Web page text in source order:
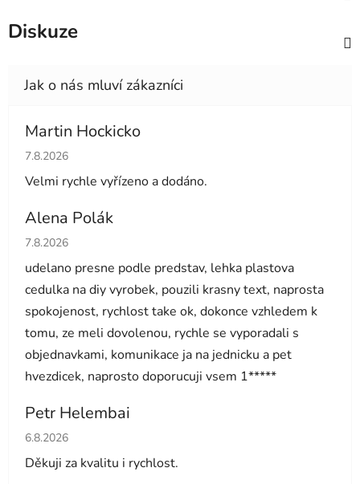
Diskuze
Martin Hockicko
Hodnocení obchodu je 5 z 5 hvězdiček.
7.8.2026
Velmi rychle vyřízeno a dodáno.
Alena Polák
Hodnocení obchodu je 5 z 5 hvězdiček.
7.8.2026
udelano presne podle predstav, lehka plastova
cedulka na diy vyrobek, pouzili krasny text, naprosta
spokojenost, rychlost take ok, dokonce vzhledem k
tomu, ze meli dovolenou, rychle se vyporadali s
objednavkami, komunikace ja na jednicku a pet
hvezdicek, naprosto doporucuji vsem 1*****
Petr Helembai
Hodnocení obchodu je 5 z 5 hvězdiček.
6.8.2026
Děkuji za kvalitu i rychlost.